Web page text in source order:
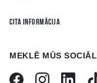
CITA INFORMĀCIJA
MEKLĒ MŪS